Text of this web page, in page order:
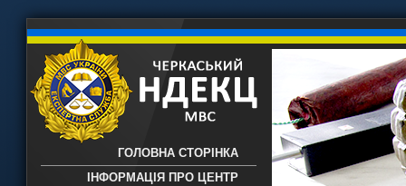
ГОЛОВНА СТОРІНКА
ІНФОРМАЦІЯ ПРО ЦЕНТР